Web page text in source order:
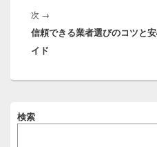
シ
ョ
ン
次 →
の
信頼できる業者選びのコツと
イド
イ検索